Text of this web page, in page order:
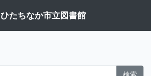
ひたちなか市立図書館